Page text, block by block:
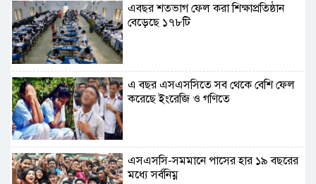
এবছর শতভাগ ফেল করা শিক্ষাপ্রতিষ্ঠান
বেড়েছে ১৭৮টি
এ বছর এসএসসিতে সব থেকে বেশি ফেল
করেছে ইংরেজি ও গণিতে
এসএসসি-সমমানে পাসের হার ১৯ বছরের
মধ্যে সর্বনিম্ন